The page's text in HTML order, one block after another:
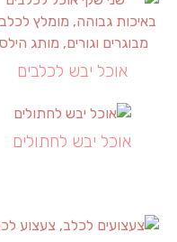
אוכל יבש לכלבים
אוכל יבש לחתולים